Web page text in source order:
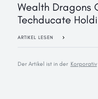
Wealth Dragons
Techducate
ARTIKEL LESEN
Der Artikel ist in der Korporativ